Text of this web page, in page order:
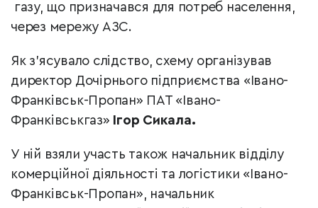
газу, що призначався для потреб населення,
через мережу АЗС.
Як з’ясувало слідство, схему організував
директор Дочірнього підприємства «Івано-
Франківськ-Пропан» ПАТ «Івано-
Франківськгаз» Ігор Сикала.
У ній взяли участь також начальник відділу
комерційної діяльності та логістики «Івано-
Франківськ-Пропан», начальник